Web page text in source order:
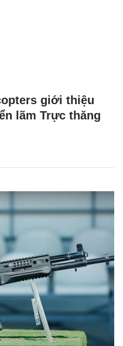
giới thiệu
lãm Trực thăng